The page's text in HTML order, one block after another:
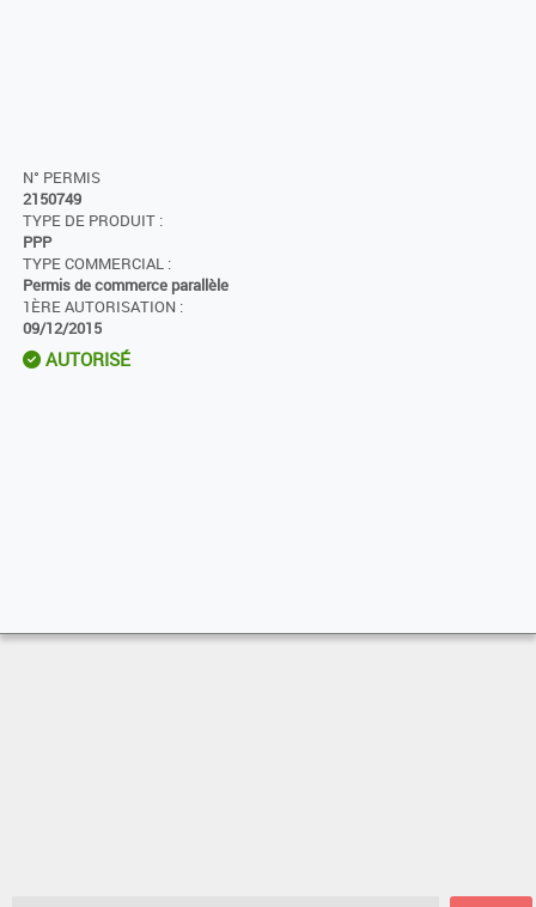
N° PERMIS
2150749
TYPE DE PRODUIT :
PPP
TYPE COMMERCIAL :
Permis de commerce parallèle
1ÈRE AUTORISATION :
09/12/2015
AUTORISÉ